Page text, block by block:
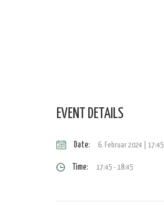
EVENT DETAILS
Date: 6. Februar 2024 | 17:45
Time: 17:45 - 18:45